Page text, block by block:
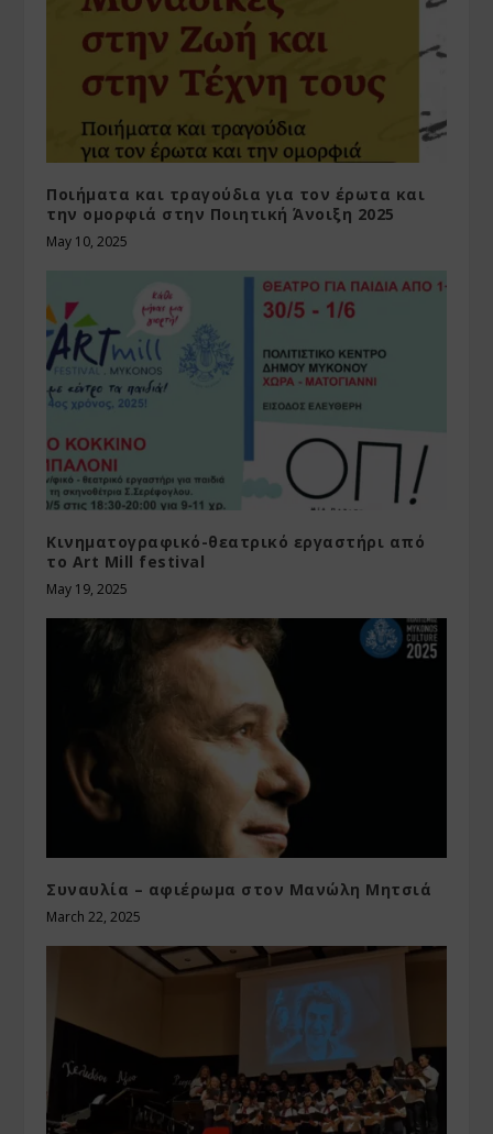
Ποιήματα και τραγούδια για τον έρωτα και
την ομορφιά στην Ποιητική Άνοιξη 2025
May 10, 2025
Κινηματογραφικό-θεατρικό εργαστήρι από
το Art Mill festival
May 19, 2025
Συναυλία – αφιέρωμα στον Μανώλη Μητσιά
March 22, 2025